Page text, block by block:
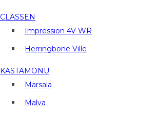
CLASSEN
Impression 4V WR
Herringbone Ville
KASTAMONU
Marsala
Malva